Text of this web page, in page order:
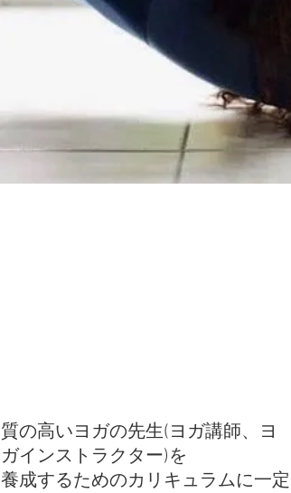
質の高いヨガの先生(ヨガ講師、ヨ
ガインストラクター)を
養成するためのカリキュラムに一定